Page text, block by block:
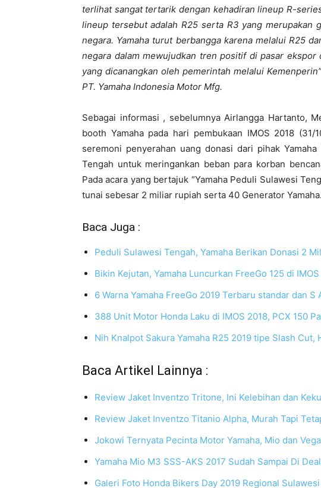
terlihat sangat tertarik dengan kehadiran lineup R-
lineup tersebut adalah R25 serta R3 yang merupakan
negara. Yamaha turut berbangga karena melalui R25
negara dalam mewujudkan tren positif di pasar
yang dicanangkan oleh pemerintah melalui
PT. Yamaha Indonesia Motor Mfg.
Sebagai informasi , sebelumnya Airlangga Hartanto,
booth Yamaha pada hari pembukaan IMOS 2018
seremoni penyerahan uang donasi dari pihak
Tengah untuk meringankan beban para korban
Pada acara yang bertajuk “Yamaha Peduli Sulawesi
tunai sebesar 2 miliar rupiah serta 40 Generator Yamaha.
Baca Juga :
Peduli Sulawesi Tengah, Yamaha Berikan Donasi 2
Bikin Kejutan, Yamaha Luncurkan FreeGo 125 di IMOS
6 Warna Yamaha FreeGo 2019 Terbaru standar dan S
388 Unit Motor Honda Laku di IMOS 2018, PCX 150
Nih Knalpot Sakura Yamaha R25 2019 tipe Slash Cut,
Baca Artikel Lainnya :
Review Jaket Inventzo Tritone, Ini Kelebihan dan
Review Jaket Inventzo Titanio Alpha, Murah Tapi
Jokowi Ternyata Pecinta Motor Yamaha, Mio dan
Yamaha Mio M3 SSS-AKS 2017 Sudah Sampai Di
Galeri Foto Honda Bikers Day 2019 Regional